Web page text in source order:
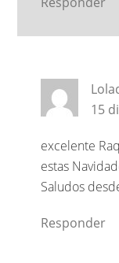
15
excelente
estas
Saludos
Responder